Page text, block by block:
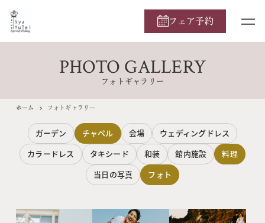
フェア予約
PHOTO GALLERY
フォトギャラリー
ホーム フォトギャラリー
ガーデン チャペル 会場
ウェディングドレス
カラードレス
タキシード 和装 館内施設
料理
当日の写真
フォト